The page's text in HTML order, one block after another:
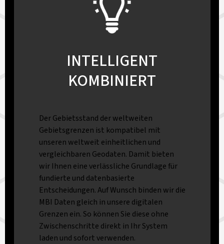
INTELLIGENT
KOMBINIERT
Der Gebietsstand der weltweiten
Gebietsgrenzen ist kompatibel mit
unseren weltweit einheitlichen und
vergleichbaren Geodaten. Damit bieten
wir Ihnen eine verlässliche Grundlage für
fundierte und datenbasierte
Entscheidungen. Auf Wunsch binden wir die
MBI Daten gleich in unsere digitalen
Grenzen ein. So können Sie diese ohne
Zwischenschritte direkt in Ihr System
laden und sofort verwenden.